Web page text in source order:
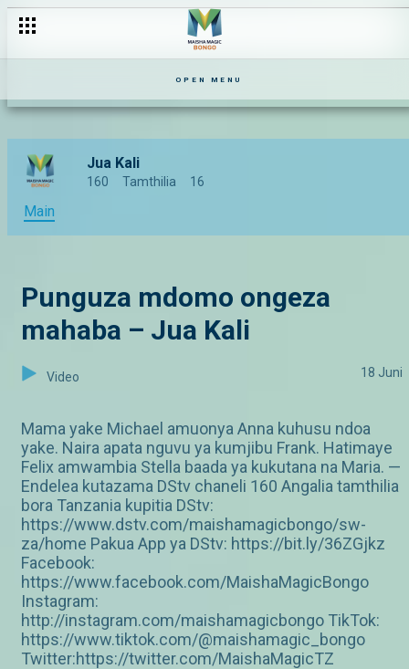
OPEN MENU
Jua Kali
160 Tamthilia 16
Main
Punguza mdomo ongeza
mahaba – Jua Kali
Video 18 Juni
Mama yake Michael amuonya Anna kuhusu ndoa
yake. Naira apata nguvu ya kumjibu Frank. Hatimaye
Felix amwambia Stella baada ya kukutana na Maria. —
Endelea kutazama DStv chaneli 160 Angalia tamthilia
bora Tanzania kupitia DStv:
https://www.dstv.com/maishamagicbongo/sw-
za/home Pakua App ya DStv: https://bit.ly/36ZGjkz
Facebook:
https://www.facebook.com/MaishaMagicBongo
Instagram:
http://instagram.com/maishamagicbongo TikTok:
https://www.tiktok.com/@maishamagic_bongo
Twitter:https://twitter.com/MaishaMagicTZ